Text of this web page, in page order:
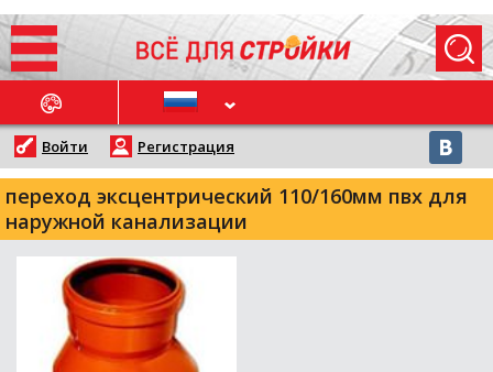
НОВОСТИ
Войти Регистрация
переход эксцентрический 110/160мм пвх для
наружной канализации